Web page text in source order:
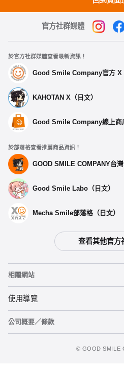
官方社群媒體
於官方社群媒體查看最新資訊！
Good Smile Company官方 X
KAHOTAN X（日文）
Good Smile Company線上商
於部落格查看推薦商品資訊！
GOOD SMILE COMPANY台
Good Smile Labo（日文）
Mecha Smile部落格（日文）
查看其他官方
相關網站
黏土人
黏土人臉部製造機（英文）
使用導覽
重要公告
公司概要／條款
©️ GOOD SMILE